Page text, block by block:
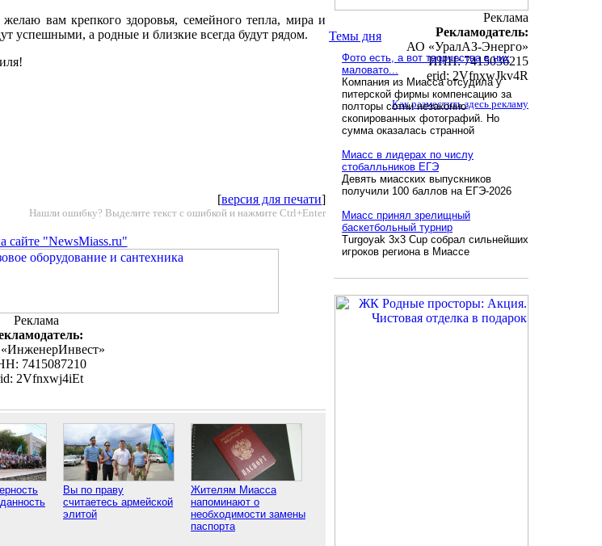
вам крепкого здоровья, семейного тепла, мира и
успешными, а родные и близкие всегда будут рядом.
[версия для печати]
Нашли ошибку? Выделите текст с ошибкой и нажмите Ctrl+Enter
сайте "NewsMiass.ru"
Реклама
7415087210
2Vfnxwj4iEt
Вы по праву
считаетесь армейской
элитой
Жителям Миасса
напоминают о
необходимости замены
паспорта
Реклама
Рекламодатель:
АО «УралАЗ-Энерго»
ИНН: 7415036215
erid: 2VfnxwJkv4R
Как разместить здесь рекламу
Темы дня
Фото есть, а вот творчества в них
маловато...
Компания из Миасса отсудила у
питерской фирмы компенсацию за
полторы сотни незаконно
скопированных фотографий. Но
сумма оказалась странной
Миасс в лидерах по числу
стобалльников ЕГЭ
Девять миасских выпускников
получили 100 баллов на ЕГЭ-2026
Миасс принял зрелищный
баскетбольный турнир
Turgoyak 3x3 Cup собрал сильнейших
игроков региона в Миассе